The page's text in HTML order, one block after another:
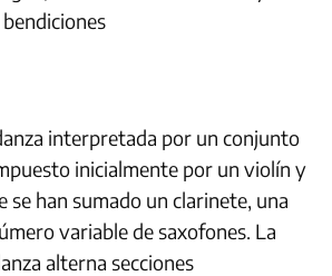
interpretada por un conjunto
inicialmente por un violín y
se han sumado un clarinete, una
variable de saxofones. La
alterna secciones